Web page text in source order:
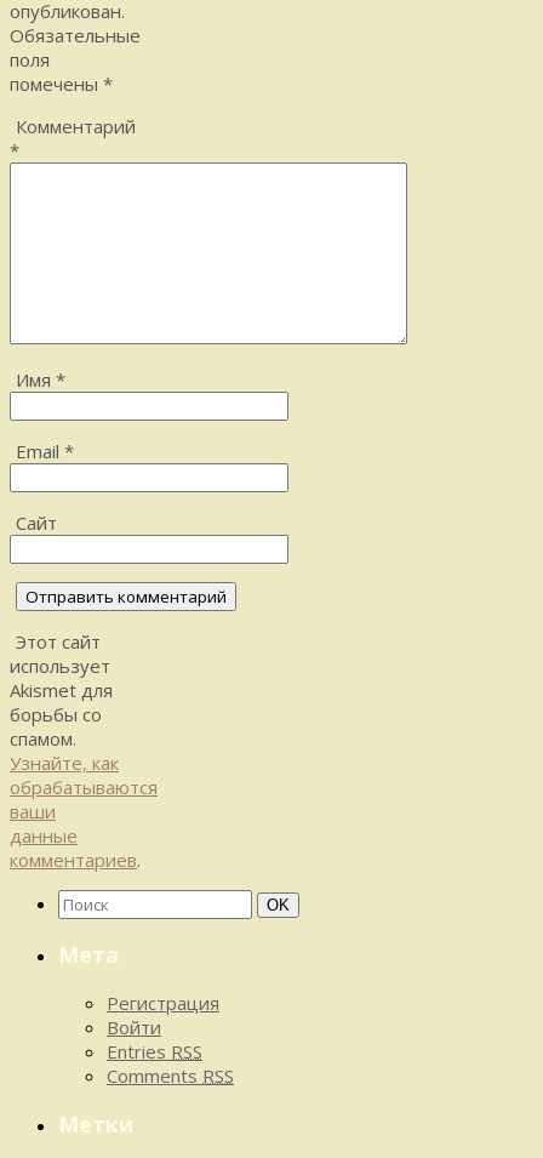
опубликован.
Обязательные
поля
помечены *
Комментарий
*
Имя *
Email *
Сайт
Этот сайт
использует
Akismet для
борьбы со
спамом.
Узнайте, как
обрабатываются
ваши
данные
комментариев.
Найти:
Поиск
OK
Мета
Регистрация
Войти
Entries RSS
Comments RSS
Метки